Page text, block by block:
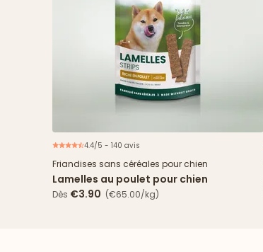
4.4/5 - 140 avis
Friandises sans céréales pour chien
Lamelles au poulet pour chien
Dès €3.90 (€65.00/kg)